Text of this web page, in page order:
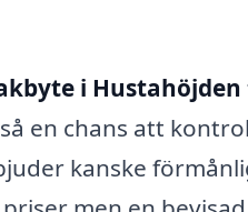
i Hustahöjden
en chans att
kanske